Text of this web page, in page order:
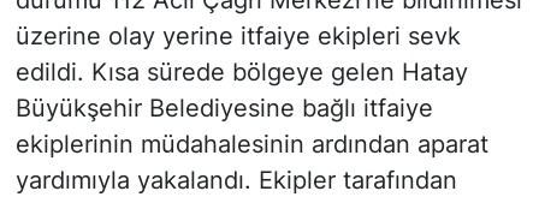
üzerine olay yerine itfaiye ekipleri sevk
edildi. Kısa sürede bölgeye gelen Hatay
Büyükşehir Belediyesine bağlı itfaiye
ekiplerinin müdahalesinin ardından aparat
yardımıyla yakalandı. Ekipler tarafından